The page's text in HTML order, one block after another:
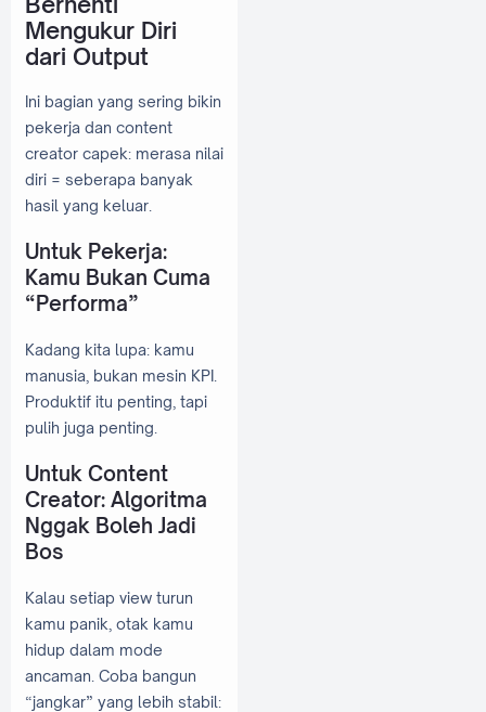
Mengukur Diri
dari Output
Ini bagian yang sering bikin
pekerja dan content
creator capek: merasa nilai
diri = seberapa banyak
hasil yang keluar.
Untuk Pekerja:
Kamu Bukan Cuma
“Performa”
Kadang kita lupa: kamu
manusia, bukan mesin KPI.
Produktif itu penting, tapi
pulih juga penting.
Untuk Content
Creator: Algoritma
Nggak Boleh Jadi
Bos
Kalau setiap view turun
kamu panik, otak kamu
hidup dalam mode
ancaman. Coba bangun
“jangkar” yang lebih stabil: